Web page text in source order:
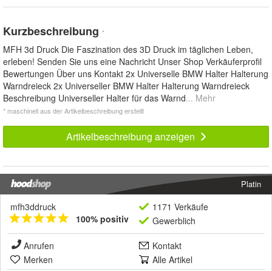
Kurzbeschreibung *
MFH 3d Druck Die Faszination des 3D Druck im täglichen Leben,
erleben! Senden Sie uns eine Nachricht Unser Shop Verkäuferprofil
Bewertungen Über uns Kontakt 2x Universelle BMW Halter Halterung
Warndreieck 2x Universeller BMW Halter Halterung Warndreieck
Beschreibung Universeller Halter für das Warnd... Mehr
* maschinell aus der Artikelbeschreibung erstellt
Artikelbeschreibung anzeigen
Platin
mfh3ddruck
100% positiv
1171 Verkäufe
Gewerblich
Anrufen
Kontakt
Merken
Alle Artikel